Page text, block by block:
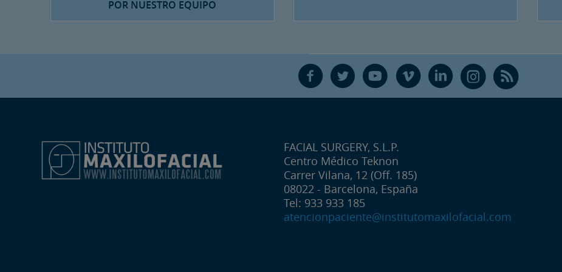
POR NUESTRO EQUIPO
F T Y V L Ñ R
FACIAL SURGERY, S.L.P.
Centro Médico Teknon
Carrer Vilana, 12 (Off. 185)
08022 - Barcelona, España
Tel: 933 933 185
atencionpaciente@institutomaxilofacial.com